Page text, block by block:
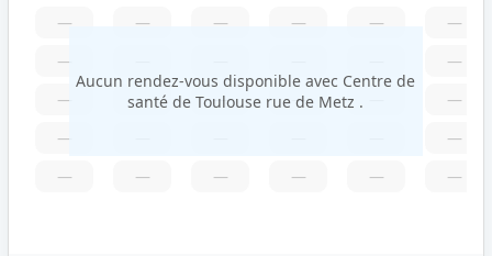
—
—
—
—
—
—
—
—
—
—
—
—
—
—
—
—
—
—
—
—
—
Aucun rendez-vous disponible avec Centre de
santé de Toulouse rue de Metz .